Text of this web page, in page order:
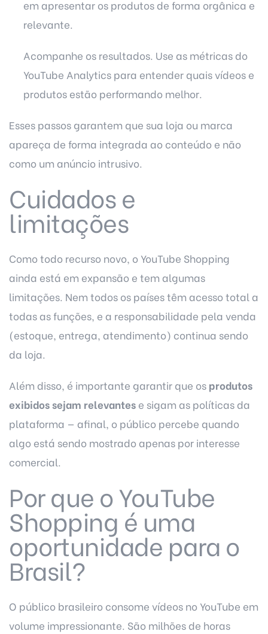
em apresentar os produtos de forma orgânica e
relevante.
Acompanhe os resultados. Use as métricas do
YouTube Analytics para entender quais vídeos e
produtos estão performando melhor.
Esses passos garantem que sua loja ou marca
apareça de forma integrada ao conteúdo e não
como um anúncio intrusivo.
Cuidados e
limitações
Como todo recurso novo, o YouTube Shopping
ainda está em expansão e tem algumas
limitações. Nem todos os países têm acesso total a
todas as funções, e a responsabilidade pela venda
(estoque, entrega, atendimento) continua sendo
da loja.
Além disso, é importante garantir que os produtos
exibidos sejam relevantes e sigam as políticas da
plataforma — afinal, o público percebe quando
algo está sendo mostrado apenas por interesse
comercial.
Por que o YouTube
Shopping é uma
oportunidade para o
Brasil?
O público brasileiro consome vídeos no YouTube em
volume impressionante. São milhões de horas